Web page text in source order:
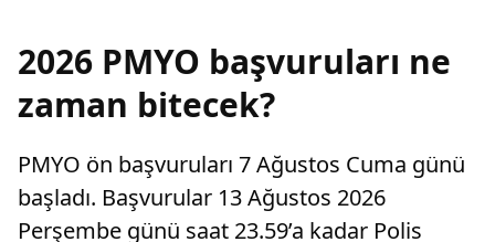
2026 PMYO başvuruları ne
zaman bitecek?
PMYO ön başvuruları 7 Ağustos Cuma günü
başladı. Başvurular 13 Ağustos 2026
Perşembe günü saat 23.59’a kadar Polis